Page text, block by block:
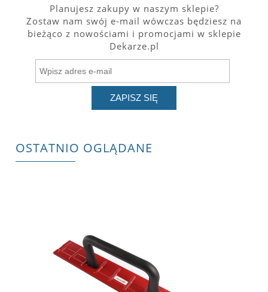
Planujesz zakupy w naszym sklepie?
Zostaw nam swój e-mail wówczas będziesz na
bieżąco z nowościami i promocjami w sklepie
Dekarze.pl
ZAPISZ SIĘ
OSTATNIO OGLĄDANE